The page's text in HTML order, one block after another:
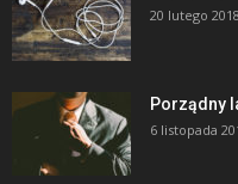
20 lutego 2018
Porządny
6 listopada